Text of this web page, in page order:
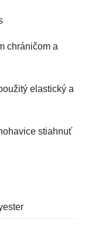
chráničom a
elastický a
stiahnuť